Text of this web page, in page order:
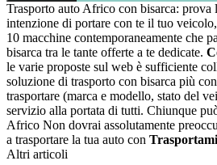
Trasporto auto Africo con bisarca: prova
intenzione di portare con te il tuo
10 macchine contemporaneamente che
bisarca tra le tante offerte a te dedicate.
le varie proposte sul web è sufficiente
soluzione di trasporto con bisarca più
trasportare (marca e modello, stato del
servizio alla portata di tutti. Chiunque
Africo Non dovrai assolutamente
a trasportare la tua auto con Trasportami
Altri articoli